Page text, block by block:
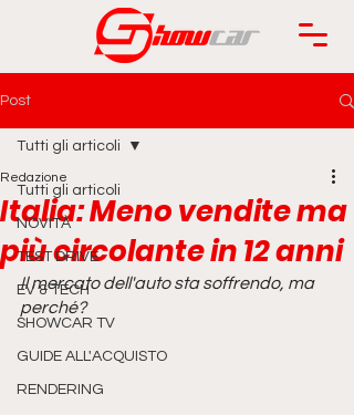
Post
Tutti gli articoli
NOVITÀ
TEST DRIVE
EV & TECH
SHOWCAR TV
GUIDE ALL'ACQUISTO
RENDERING
Tutti gli articoli
Italia: Meno vendite ma
più circolante in 12 anni
Redazione
Il mercato dell'auto sta soffrendo, ma
perché?